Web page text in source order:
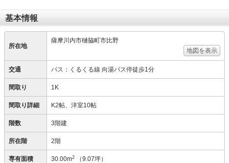
基本情報
所在地
薩摩川内市樋脇町市比野
地図を表示
交通 バス：くるくる線 向湯バス停徒歩1分
間取り 1K
間取り詳細 K2帖、洋室10帖
階数 3階建
所在階 2階
専有面積 30.00m2 （9.07坪）